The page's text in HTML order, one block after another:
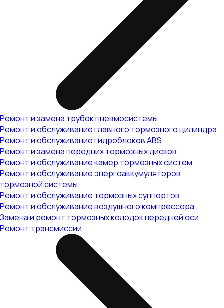
Ремонт и замена трубок пневмосистемы
Ремонт и обслуживание главного тормозного цилиндра
Ремонт и обслуживание гидроблоков ABS
Ремонт и замена передних тормозных дисков
Ремонт и обслуживание камер тормозных систем
Ремонт и обслуживание энергоаккумуляторов
тормозной системы
Ремонт и обслуживание тормозных суппортов
Ремонт и обслуживание воздушного компрессора
Замена и ремонт тормозных колодок передней оси
Ремонт трансмиссии